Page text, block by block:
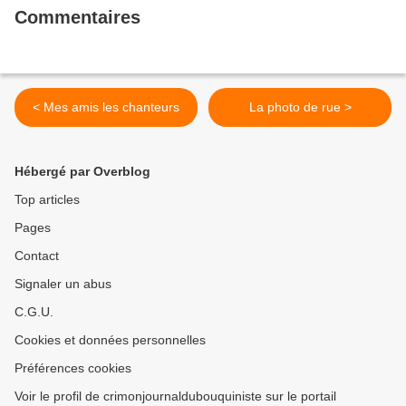
Commentaires
< Mes amis les chanteurs La photo de rue >
Hébergé par Overblog
Top articles
Pages
Contact
Signaler un abus
C.G.U.
Cookies et données personnelles
Préférences cookies
Voir le profil de crimonjournaldubouquiniste sur le portail